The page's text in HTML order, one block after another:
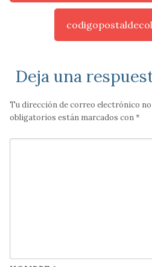
Deja una
Tu dirección de correo electrónico no
obligatorios están marcados con*